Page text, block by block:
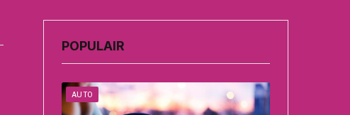
POPULAIR
AUTO